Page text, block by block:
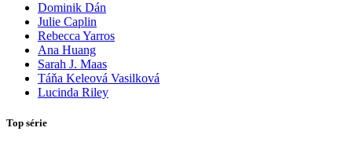
Dominik Dán
Julie Caplin
Rebecca Yarros
Ana Huang
Sarah J. Maas
Táňa Keleová Vasilková
Lucinda Riley
Top série